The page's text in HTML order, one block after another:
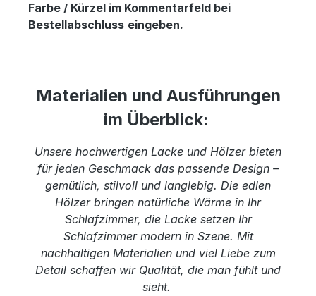
Farbe / Kürzel im Kommentarfeld bei
Bestellabschluss eingeben.
Materialien und Ausführungen
im Überblick:
Unsere hochwertigen Lacke und Hölzer bieten
für jeden Geschmack das passende Design –
gemütlich, stilvoll und langlebig. Die edlen
Hölzer bringen natürliche Wärme in Ihr
Schlafzimmer, die Lacke setzen Ihr
Schlafzimmer modern in Szene. Mit
nachhaltigen Materialien und viel Liebe zum
Detail schaffen wir Qualität, die man fühlt und
sieht.